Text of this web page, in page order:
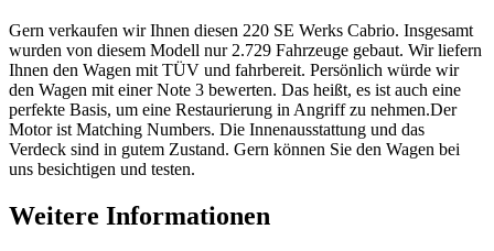
Gern verkaufen wir Ihnen diesen 220 SE Werks Cabrio. Insgesamt
wurden von diesem Modell nur 2.729 Fahrzeuge gebaut. Wir liefern
Ihnen den Wagen mit TÜV und fahrbereit. Persönlich würde wir
den Wagen mit einer Note 3 bewerten. Das heißt, es ist auch eine
perfekte Basis, um eine Restaurierung in Angriff zu nehmen.Der
Motor ist Matching Numbers. Die Innenausstattung und das
Verdeck sind in gutem Zustand. Gern können Sie den Wagen bei
uns besichtigen und testen.
Weitere Informationen